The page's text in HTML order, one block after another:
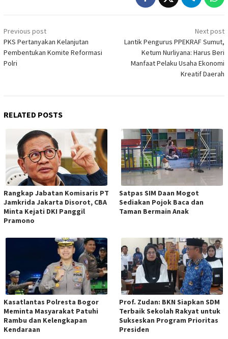
Post
navigation
Previous post
PKS Pertanyakan Kelanjutan
Pembentukan Komite Reformasi
Polri
Next post
Lantik Pengurus PPEKRAF Sumut,
Ketum Nurliyana: Harus Beri
Manfaat Pelaku Usaha Ekonomi
Kreatif Daerah
RELATED POSTS
Rangkap Jabatan Komisaris PT
Jamkrida Jakarta Disorot, CBA
Minta Kejati DKI Panggil
Pramono
Satpas SIM Daan Mogot
Sediakan Pojok Baca dan
Taman Bermain Anak
Kasatlantas Polresta Bogor
Meminta Masyarakat Patuhi
Rambu dan Kelengkapan
Kendaraan
Prof. Zudan: BKN Siapkan SDM
Terbaik Sekolah Rakyat untuk
Sukseskan Program Prioritas
Presiden